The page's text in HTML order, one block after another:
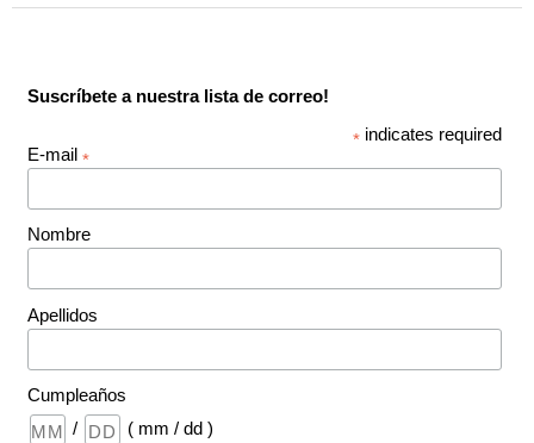
Suscríbete a nuestra lista de correo!
* indicates required
E-mail *
Nombre
Apellidos
Cumpleaños
/
( mm / dd )